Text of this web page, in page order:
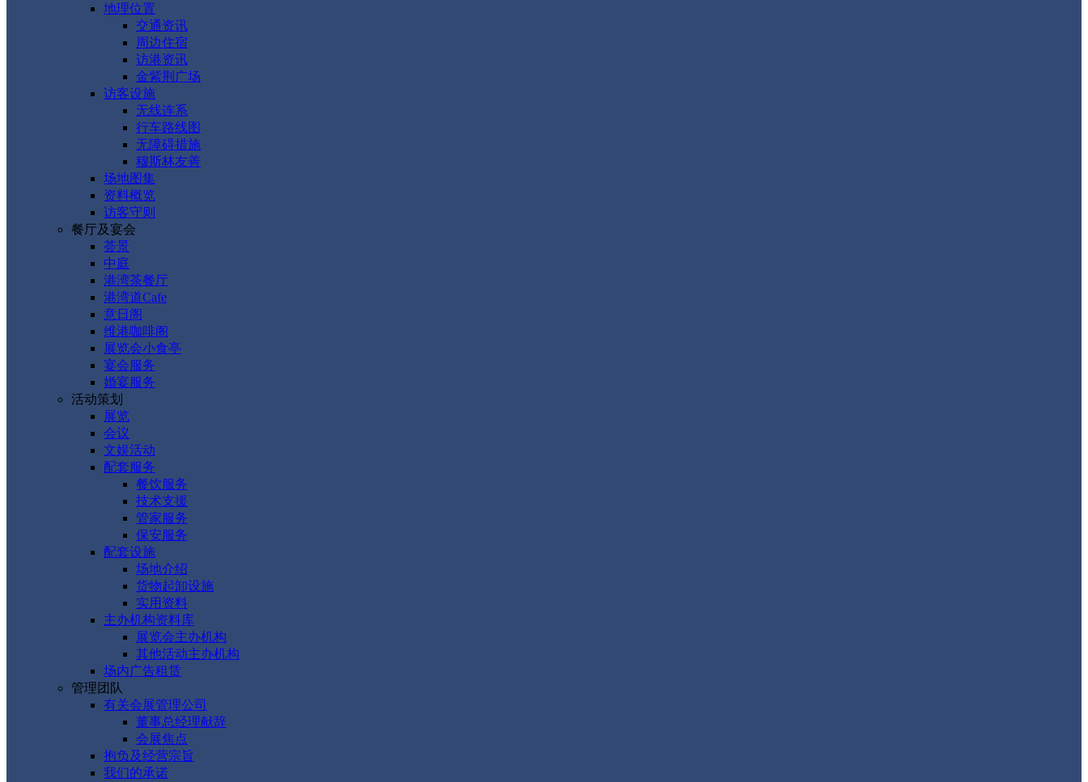
地理位置
交通资讯
周边住宿
访港资讯
金紫荆广场
访客设施
无线连系
行车路线图
无障碍措施
穆斯林友善
场地图集
资料概览
访客守则
餐厅及宴会
荟景
中庭
港湾茶餐厅
港湾道Cafe
意日阁
维港咖啡阁
展览会小食亭
宴会服务
婚宴服务
活动策划
展览
会议
文娱活动
配套服务
餐饮服务
技术支援
管家服务
保安服务
配套设施
场地介绍
货物起卸设施
实用资料
主办机构资料库
展览会主办机构
其他活动主办机构
场内广告租赁
管理团队
有关会展管理公司
董事总经理献辞
会展焦点
抱负及经营宗旨
我们的承诺